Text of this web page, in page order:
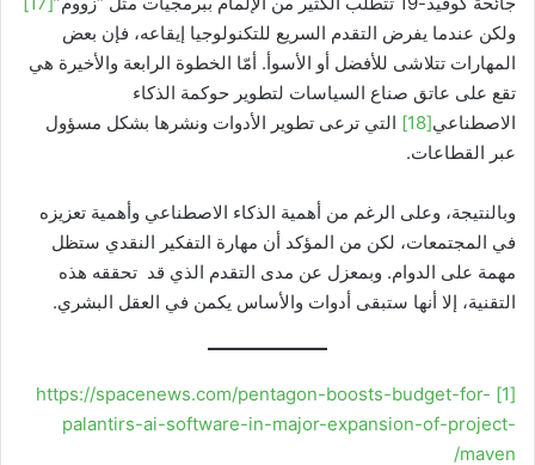
ولكن عندما يفرض التقدم السريع للتكنولوجيا إيقاعه، فإن بعض
المهارات تتلاشى للأفضل أو الأسوأ. أمّا الخطوة الرابعة والأخيرة هي
تقع على عاتق صناع السياسات لتطوير حوكمة الذكاء
الاصطناعي[18]
التي ترعى تطوير الأدوات ونشرها بشكل مسؤول
عبر القطاعات.
وبالنتيجة، وعلى الرغم من أهمية الذكاء الاصطناعي وأهمية تعزيزه
في المجتمعات، لكن من المؤكد أن مهارة التفكير النقدي ستظل
مهمة على الدوام. وبمعزل عن مدى التقدم الذي قد تحققه هذه
التقنية، إلا أنها ستبقى أدوات والأساس يكمن في العقل البشري.
[1]
https://spacenews.com/pentagon-boosts-budget-for-
palantirs-ai-software-in-major-expansion-of-project-
maven/